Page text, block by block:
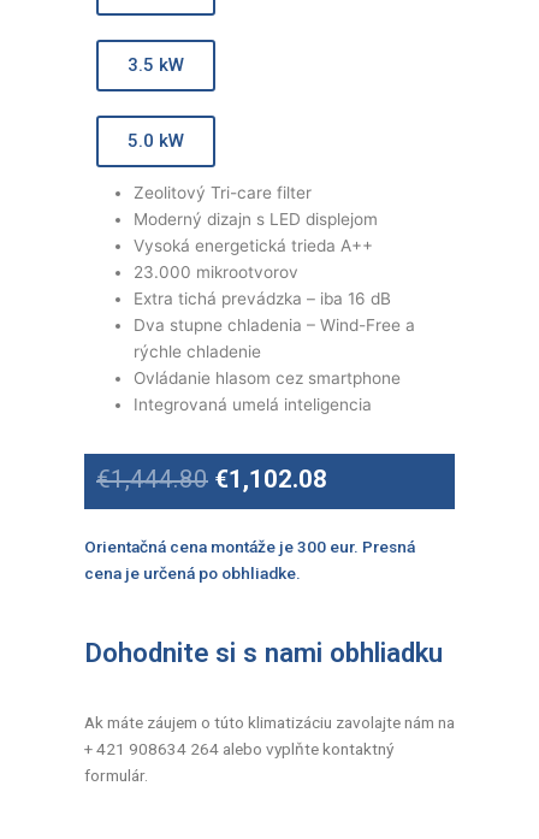
3.5 kW
5.0 kW
Zeolitový Tri-care filter
Moderný dizajn s LED displejom
Vysoká energetická trieda A++
23.000 mikrootvorov
Extra tichá prevádzka – iba 16 dB
Dva stupne chladenia – Wind-Free a
rýchle chladenie
Ovládanie hlasom cez smartphone
Integrovaná umelá inteligencia
€1,444.80 Original
price
was:
€1,444.80.
€1,102.08
is:
€1,102.08.
Orientačná cena montáže je 300 eur. Presná
cena je určená po obhliadke.
Dohodnite si s nami obhliadku
Ak máte záujem o túto klimatizáciu zavolajte nám na
+ 421 908634 264 alebo vyplňte kontaktný
formulár.